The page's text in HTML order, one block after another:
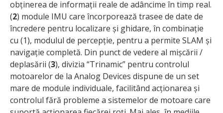
obținerea de informații reale de adâncime în timp real.
(2) module IMU care încorporează trasee de date de
încredere pentru localizare și ghidare, în combinație
cu (1), modulul de percepție, pentru a permite SLAM și
navigație completă. Din punct de vedere al mișcării /
deplasării (3), divizia “Trinamic” pentru controlul
motoarelor de la Analog Devices dispune de un set
mare de module individuale, facilitând acționarea și
controlul fără probleme a sistemelor de motoare care